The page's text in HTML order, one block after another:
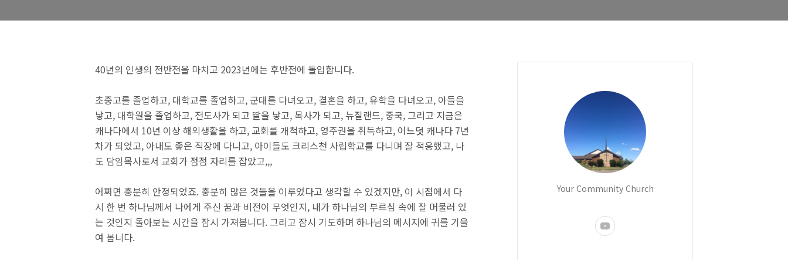
40년의 인생의 전반전을 마치고 2023년에는 후반전에 돌입합니다.
초중고를 졸업하고, 대학교를 졸업하고, 군대를 다녀오고, 결혼을 하고, 유학을 다녀오고, 아들을
낳고, 대학원을 졸업하고, 전도사가 되고 딸을 낳고, 목사가 되고, 뉴질랜드, 중국, 그리고 지금은
캐나다에서 10년 이상 해외생활을 하고, 교회를 개척하고, 영주권을 취득하고, 어느덧 캐나다 7년
차가 되었고, 아내도 좋은 직장에 다니고, 아이들도 크리스천 사립학교를 다니며 잘 적응했고, 나
도 담임목사로서 교회가 점점 자리를 잡았고,,,
어쩌면 충분히 안정되었죠. 충분히 많은 것들을 이루었다고 생각할 수 있겠지만, 이 시점에서 다
시 한 번 하나님께서 나에게 주신 꿈과 비전이 무엇인지, 내가 하나님의 부르심 속에 잘 머물러 있
는 것인지 돌아보는 시간을 잠시 가져봅니다. 그리고 잠시 기도하며 하나님의 메시지에 귀를 기울
여 봅니다.
Your Community Church